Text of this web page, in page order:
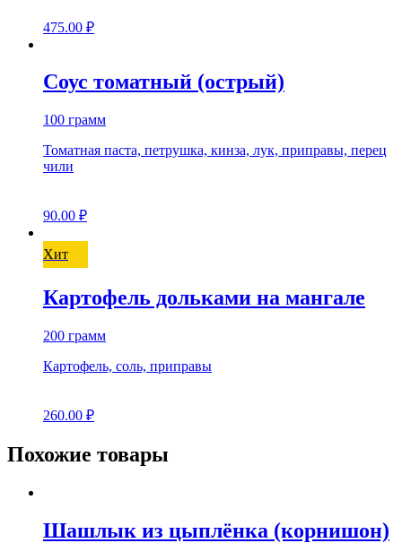
475.00 ₽
Соус томатный (острый)
100 грамм
Томатная паста, петрушка, кинза, лук, приправы, перец
чили
90.00 ₽
Хит
Картофель дольками на мангале
200 грамм
Картофель, соль, приправы
260.00 ₽
Похожие товары
Шашлык из цыплёнка (корнишон)